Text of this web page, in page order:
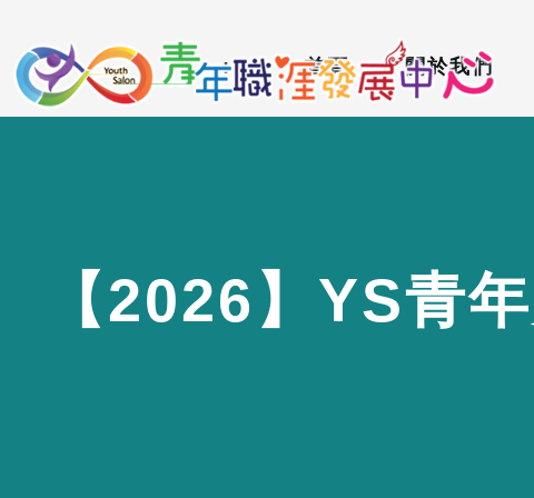
要
內
::: 首頁 關於我們
【2026 】 YS青年